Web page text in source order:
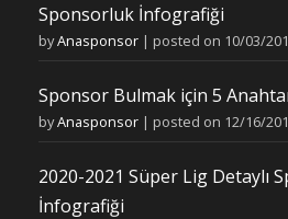
Sponsorluk İnfografiği
byAnasponsor | posted on 10/03/
Sponsor Bulmak için 5
byAnasponsor | posted on 12/16/
2020-2021 Süper Lig Detaylı
İnfografiği